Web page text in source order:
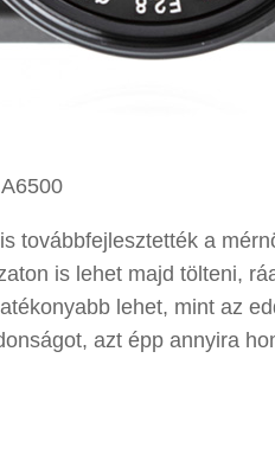
továbbfejlesztették a
is lehet majd tölteni,
lehet, mint az
azt épp annyira